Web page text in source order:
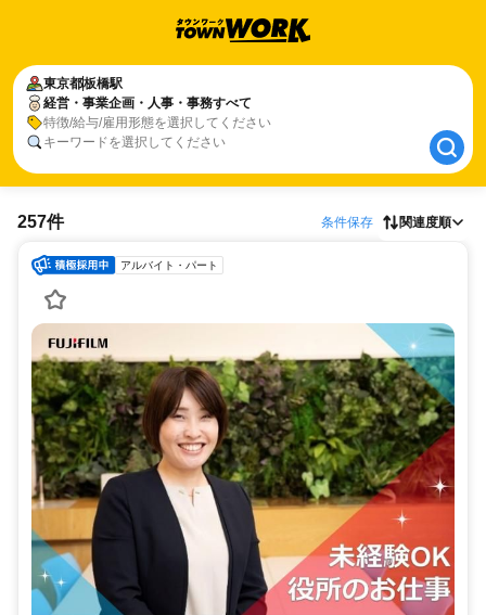
東京都板橋駅
経営・事業企画・人事・事務すべて
特徴/給与/雇用形態を選択してください
キーワードを選択してください
東京都板橋駅
経営・事業企画・人事・事務すべて
257件 条件保存 関連度順
アルバイト・パート